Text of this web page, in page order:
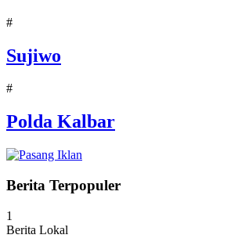
#
Sujiwo
#
Polda Kalbar
Berita Terpopuler
1
Berita Lokal